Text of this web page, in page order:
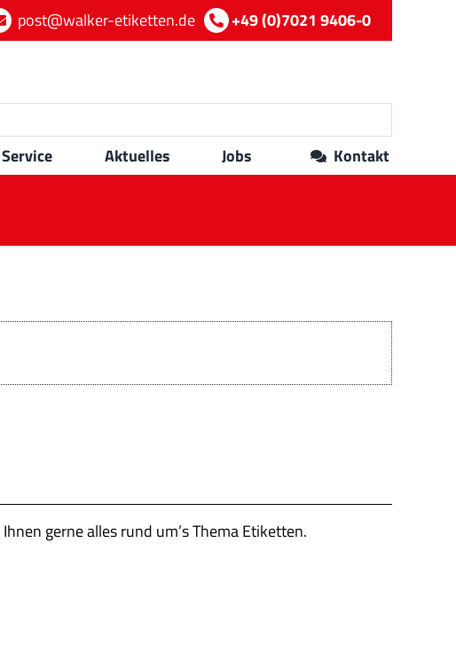
post@walker-etiketten.de +49 (0)7021 9406-0
Service Aktuelles Jobs Kontakt
gerne alles rund um’s Thema Etiketten.